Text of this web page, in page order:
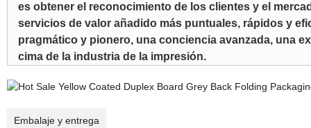
es obtener el reconocimiento de los clientes y el
servicios de valor añadido más puntuales, rápidos y
pragmático y pionero, una conciencia avanzada, una
cima de la industria de la impresión.
Embalaje y entrega